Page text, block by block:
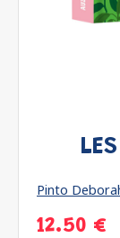
Pinto
12.50 €